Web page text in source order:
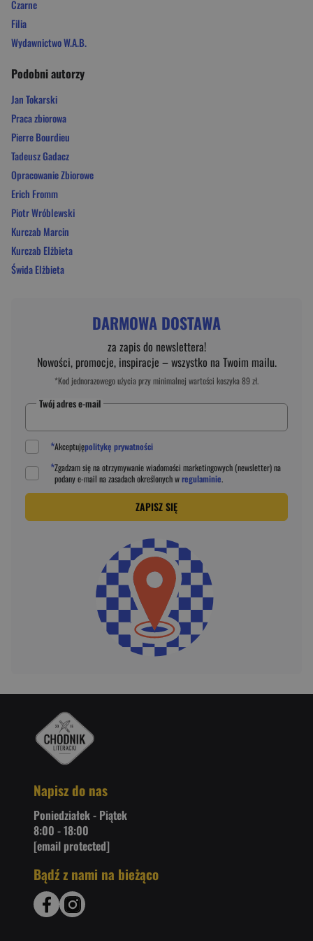
Czarne
Filia
Wydawnictwo W.A.B.
Podobni autorzy
Jan Tokarski
Praca zbiorowa
Pierre Bourdieu
Tadeusz Gadacz
Opracowanie Zbiorowe
Erich Fromm
Piotr Wróblewski
Kurczab Marcin
Kurczab Elżbieta
Świda Elżbieta
DARMOWA DOSTAWA
za zapis do newslettera!
Nowości, promocje, inspiracje – wszystko na Twoim mailu.
*Kod jednorazowego użycia przy minimalnej wartości koszyka 89 zł.
Twój adres e-mail
*Akceptujępolitykę prywatności
*Zgadzam się na otrzymywanie wiadomości marketingowych (newsletter) na
podanye-mail na zasadach określonych wregulaminie.
ZAPISZ SIĘ
Napisz do nas
Poniedziałek - Piątek
8:00 - 18:00
[email protected]
Bądź z nami na bieżąco